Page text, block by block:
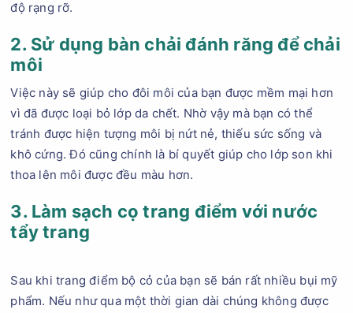
độ rạng rỡ.
2. Sử dụng bàn chải đánh răng để chải
môi
Việc này sẽ giúp cho đôi môi của bạn được mềm mại hơn
vì đã được loại bỏ lớp da chết. Nhờ vậy mà bạn có thể
tránh được hiện tượng môi bị nứt nẻ, thiếu sức sống và
khô cứng. Đó cũng chính là bí quyết giúp cho lớp son khi
thoa lên môi được đều màu hơn.
3. Làm sạch cọ trang điểm với nước
tẩy trang
Sau khi trang điểm bộ cỏ của bạn sẽ bán rất nhiều bụi mỹ
phẩm. Nếu như qua một thời gian dài chúng không được